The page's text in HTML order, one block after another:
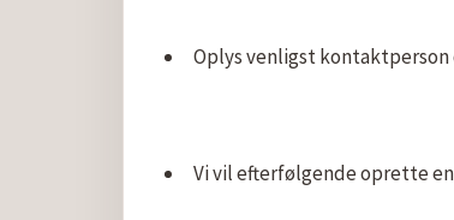
Oplys venligst
Vi vil efterfølgende oprette